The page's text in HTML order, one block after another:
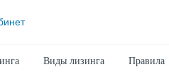
Виды лизинга Правила